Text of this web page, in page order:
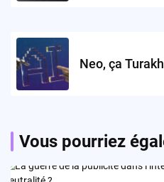
Neo, ça
Vous pourriez